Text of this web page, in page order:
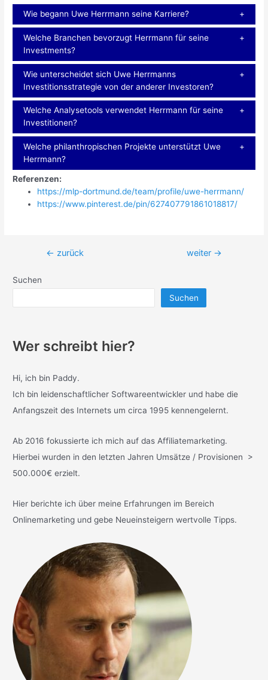
Wie begann Uwe Herrmann seine Karriere?
Welche Branchen bevorzugt Herrmann für seine
Investments?
Wie unterscheidet sich Uwe Herrmanns
Investitionsstrategie von der anderer Investoren?
Welche Analysetools verwendet Herrmann für seine
Investitionen?
Welche philanthropischen Projekte unterstützt Uwe
Herrmann?
Referenzen:
https://mlp-dortmund.de/team/profile/uwe-herrmann/
https://www.pinterest.de/pin/627407791861018817/
Beitragsnavigation
← zurück weiter →
Suchen
Suchen
Wer schreibt hier?
Hi, ich bin Paddy.
Ich bin leidenschaftlicher Softwareentwickler und habe die
Anfangszeit des Internets um circa 1995 kennengelernt.
Ab 2016 fokussierte ich mich auf das Affiliatemarketing.
Hierbei wurden in den letzten Jahren Umsätze / Provisionen >
500.000€ erzielt.
Hier berichte ich über meine Erfahrungen im Bereich
Onlinemarketing und gebe Neueinsteigern wertvolle Tipps.